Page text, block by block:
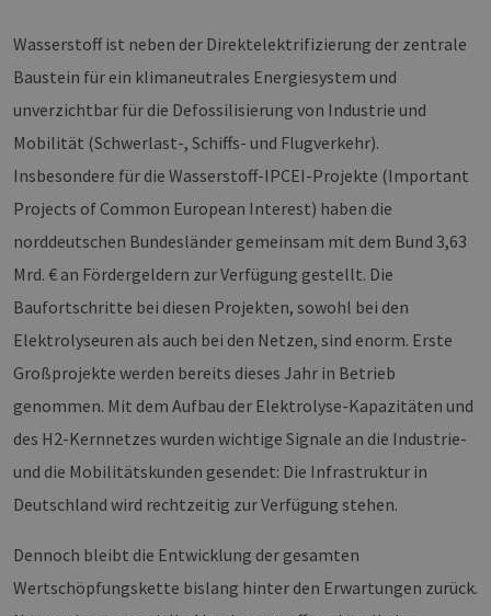
Wasserstoff ist neben der Direktelektrifizierung der zentrale
Baustein für ein klimaneutrales Energiesystem und
unverzichtbar für die Defossilisierung von Industrie und
Mobilität (Schwerlast-, Schiffs- und Flugverkehr).
Insbesondere für die Wasserstoff-IPCEI-Projekte (Important
Projects of Common European Interest) haben die
norddeutschen Bundesländer gemeinsam mit dem Bund 3,63
Mrd. € an Fördergeldern zur Verfügung gestellt. Die
Baufortschritte bei diesen Projekten, sowohl bei den
Elektrolyseuren als auch bei den Netzen, sind enorm. Erste
Großprojekte werden bereits dieses Jahr in Betrieb
genommen. Mit dem Aufbau der Elektrolyse-Kapazitäten und
des H2-Kernnetzes wurden wichtige Signale an die Industrie-
und die Mobilitätskunden gesendet: Die Infrastruktur in
Deutschland wird rechtzeitig zur Verfügung stehen.
Dennoch bleibt die Entwicklung der gesamten
Wertschöpfungskette bislang hinter den Erwartungen zurück.